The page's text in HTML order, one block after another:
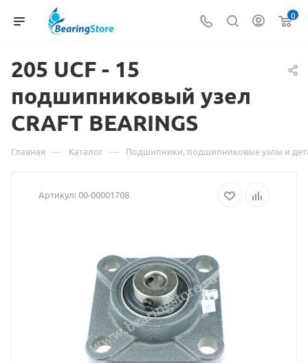
0
205 UCF - Материал
о
товаре
205
-
подшипниковый
узел
CRAFT
BEARINGS
15
подшипниковый узел
CRAFT BEARINGS
Главная — Каталог — Подшипники, подшипниковые узлы и
Артикул:00-00001708